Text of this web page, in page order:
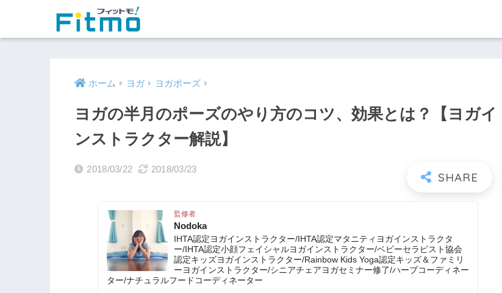
ホーム ヨガ ヨガポーズ
ヨガの半月のポーズのやり方のコツ、効果とは？【ヨガイ
ンストラクター解説】
2018/03/22 2018/03/23
監修者
Nodoka
IHTA認定ヨガインストラクター/IHTA認定マタニティヨガインストラクタ
ー/IHTA認定小顔フェイシャルヨガインストラクター/ベビーセラピスト協会
認定キッズヨガインストラクター/Rainbow Kids Yoga認定キッズ＆ファミリ
ーヨガインストラクター/シニアチェアヨガセミナー修了/ハーブコーディネー
ター/ナチュラルフードコーディネーター